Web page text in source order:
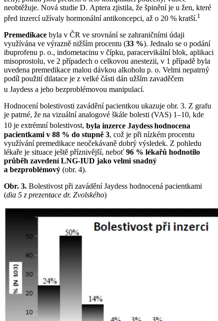
neobtěžuje. Nová studie D. Aptera zjistila, že špinění je u žen, které
před inzercí užívaly hormonální antikoncepci, až o 20 % kratší.1
Premedikace byla v ČR ve srovnání se zahraničními údaji
využívána ve výrazně nižším procentu (33 %). Jednalo se o podání
ibuprofenu p. o., indometacinu v čípku, paracervikální blok, aplikaci
misoprostolu, ve 2 případech o celkovou anestezii, v 1 případě byla
uvedena premedikace malou dávkou alkoholu p. o. Velmi nepatrný
podíl použití dilatace je z velké části dán užším zavaděčem
u Jaydess a jeho bezproblémovou manipulací.
Hodnocení bolestivosti zavádění pacientkou ukazuje obr. 3. Z grafu
je patrné, že na vizuální analogové škále bolesti (VAS) 1–10, kde
10 je extrémní bolestivost, byla inzerce Jaydesshodnocena
pacientkami v 88 % do stupně 3, což je při nízkém procentu
využívání premedikace neočekávaně dobrý výsledek. Z pohledu
lékaře je situace ještě příznivější, neboť 96 % lékařů hodnotilo
průběh zavedení LNG-IUD jako velmi snadný
a bezproblémový (obr. 4).
Obr. 3. Bolestivost při zavádění Jaydess hodnocená pacientkami
(dia 5 z prezentace dr. Zvolského)